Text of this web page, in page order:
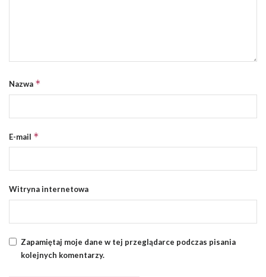
Nazwa *
E-mail *
Witryna internetowa
Zapamiętaj moje dane w tej przeglądarce podczas pisania
kolejnych komentarzy.